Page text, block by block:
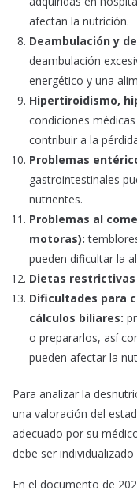
afectan la nutrición.
Deambulación y
deambulación
energético y una
Hipertiroidismo,
condiciones
contribuir a la
Problemas
gastrointestinales
nutrientes.
Problemas al
motoras):
pueden dificultar la
Dietas restrictivas
Dificultades para
cálculos biliares:
o prepararlos, así
pueden afectar la
Para analizar la
una valoración del
adecuado por su
debe ser
En el documento de